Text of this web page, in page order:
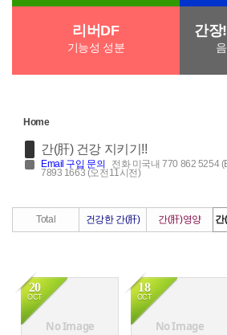
리버DF
기능성 성분
간장
Home
간(肝) 건강 지키기!!
Email 구입 문의 전화 미국내 770 862 5254
7893 1663 (오전11시전)
Total 건강한 간(肝) 간(肝)영양 간
No Image
20
OCT
No Image
18
OCT